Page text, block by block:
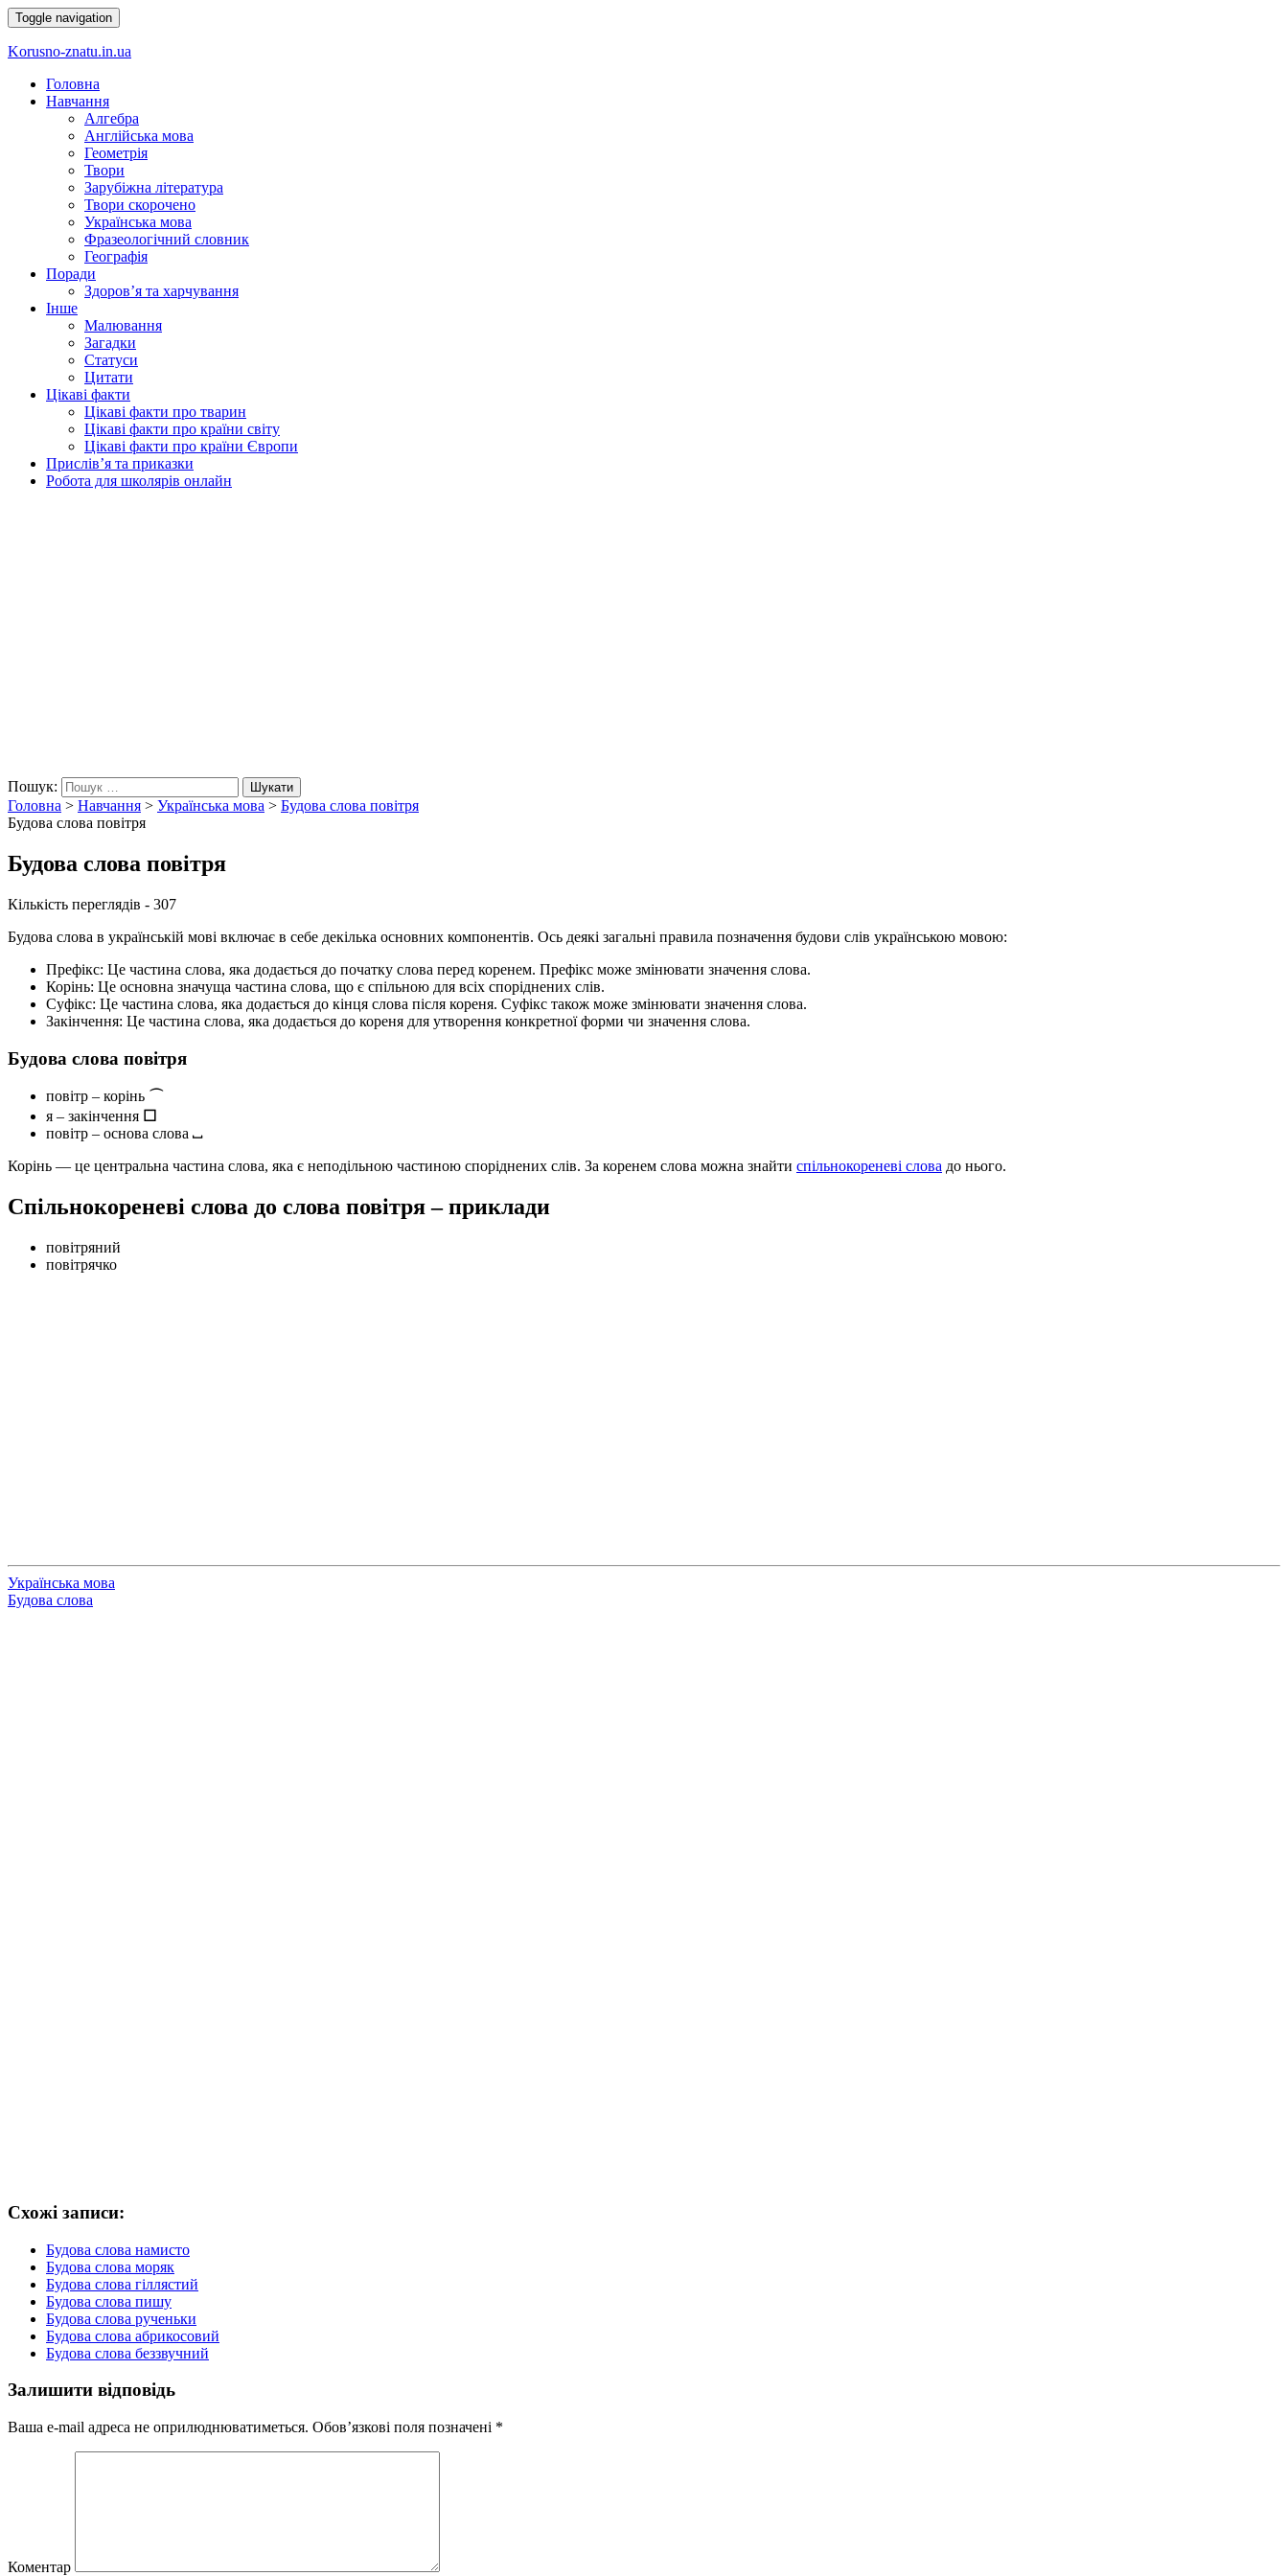
Toggle navigation
Korusno-znatu.in.ua
Головна
Навчання
Алгебра
Англійська мова
Геометрія
Твори
Зарубіжна література
Твори скорочено
Українська мова
Фразеологічний словник
Географія
Поради
Здоров’я та харчування
Інше
Малювання
Загадки
Статуси
Цитати
Цікаві факти
Цікаві факти про тварин
Цікаві факти про країни світу
Цікаві факти про країни Європи
Прислів’я та приказки
Робота для школярів онлайн
Пошук: Шукати
Головна > Навчання > Українська мова > Будова слова повітря
Будова слова повітря
Будова слова повітря
Кількість переглядів - 307
Будова слова в українській мові включає в себе декілька основних компонентів. Ось деякі загальні правила позначення будови слів українською мовою:
Префікс: Це частина слова, яка додається до початку слова перед коренем. Префікс може змінювати значення слова.
Корінь: Це основна значуща частина слова, що є спільною для всіх споріднених слів.
Суфікс: Це частина слова, яка додається до кінця слова після кореня. Суфікс також може змінювати значення слова.
Закінчення: Це частина слова, яка додається до кореня для утворення конкретної форми чи значення слова.
Будова слова повітря
повітр – корінь ⌒
я – закінчення ☐
повітр – основа слова ⎵
Корінь — це центральна частина слова, яка є неподільною частиною споріднених слів. За коренем слова можна знайти спільнокореневі слова до нього.
Спільнокореневі слова до слова повітря – приклади
повітряний
повітрячко
Українська мова
Будова слова
Схожі записи:
Будова слова намисто
Будова слова моряк
Будова слова гіллястий
Будова слова пишу
Будова слова рученьки
Будова слова абрикосовий
Будова слова беззвучний
Залишити відповідь
Ваша e-mail адреса не оприлюднюватиметься. Обов’язкові поля позначені *
Коментар